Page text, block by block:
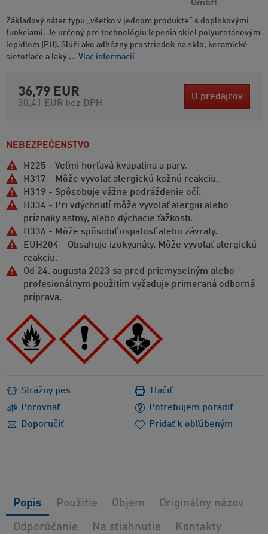
GmbH
Základový náter typu „všetko v jednom produkte“ s doplnkovými
funkciami. Je určený pre technológiu lepenia skiel polyuretánovým
lepidlom (PU). Slúži ako adhézny prostriedok na sklo, keramické
sieťotlače a laky ... Viac informácií
36,79 EUR
30,41 EUR bez DPH
U predajcov
H225 - Veľmi horľavá kvapalina a pary.
H317 - Môže vyvolať alergickú kožnú reakciu.
H319 - Spôsobuje vážne podráždenie očí.
H334 - Pri vdýchnutí môže vyvolať alergiu alebo
príznaky astmy, alebo dýchacie ťažkosti.
H336 - Môže spôsobiť ospalosť alebo závraty.
EUH204 - Obsahuje izokyanáty. Môže vyvolať alergickú
reakciu.
Od 24. augusta 2023 sa pred priemyselným alebo
profesionálnym použitím vyžaduje primeraná odborná
príprava.
NEBEZPEČENSTVO
Strážny pes
Porovnať
Potrebujem poradiť
Doporučiť
Tlačiť
Pridať k obľúbeným
Popis Použitie Objem Originálny názov
Odporúčanie Na stiahnutie Kontakty